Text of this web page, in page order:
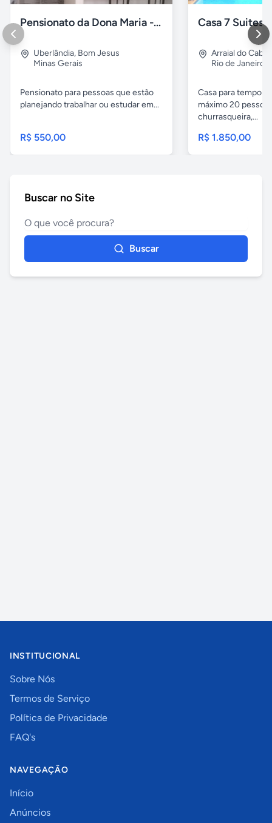
Pensionato da Dona Maria - Uberlândia/MG
Uberlândia, Bom Jesus
Minas Gerais
Pensionato para pessoas que estão
planejando trabalhar ou estudar em...
R$ 550,00
Arraial do Cabo
Rio de Janeiro
Casa para
máximo 20
churrasqueira,...
R$ 1.850,00
Buscar no Site
Buscar
INSTITUCIONAL
Sobre Nós
Termos de Serviço
Política de Privacidade
FAQ's
NAVEGAÇÃO
Início
Anúncios